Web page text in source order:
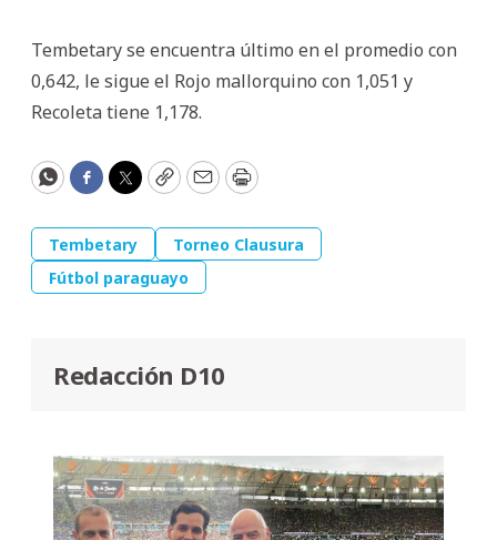
Tembetary se encuentra último en el promedio con
0,642, le sigue el Rojo mallorquino con 1,051 y
Recoleta tiene 1,178.
WhatsApp
Facebook
Twitter
CopyEmailPrint
Tembetary
Torneo Clausura
Fútbol paraguayo
Redacción D10